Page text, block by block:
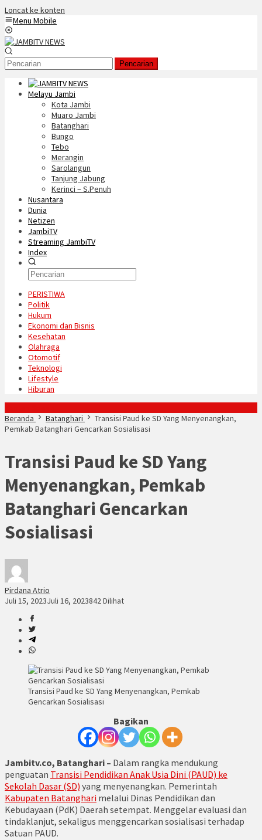
Loncat ke konten
Menu Mobile
Pencarian
Melayu Jambi
Kota Jambi
Muaro Jambi
Batanghari
Bungo
Tebo
Merangin
Sarolangun
Tanjung Jabung
Kerinci – S.Penuh
Nusantara
Dunia
Netizen
JambiTV
Streaming JambiTV
Index
PERISTIWA
Politik
Hukum
Ekonomi dan Bisnis
Kesehatan
Olahraga
Otomotif
Teknologi
Lifestyle
Hiburan
Beranda
Batanghari
Transisi Paud ke SD Yang Menyenangkan,
Pemkab Batanghari Gencarkan Sosialisasi
Transisi Paud ke SD Yang
Menyenangkan, Pemkab
Batanghari Gencarkan
Sosialisasi
Pirdana Atrio
Juli 15, 2023Juli 16, 2023842 Dilihat
Transisi Paud ke SD Yang Menyenangkan, Pemkab
Gencarkan Sosialisasi
Bagikan
Jambitv.co, Batanghari – Dalam rangka mendukung
penguatan Transisi Pendidikan Anak Usia Dini (PAUD) ke
Sekolah Dasar (SD) yang menyenangkan. Pemerintah
Kabupaten Batanghari melalui Dinas Pendidikan dan
Kebudayaan (PdK) Daerah setempat. Menggelar evaluasi dan
tindaklanjut, sekaligus menggencarkan sosialisasi terhadap
Satuan PAUD.